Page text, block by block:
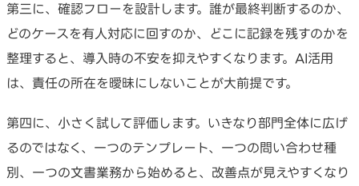
第三に、確認フローを設計します。誰が最終判断するのか、
どのケースを有人対応に回すのか、どこに記録を残すのかを
整理すると、導入時の不安を抑えやすくなります。AI活用
は、責任の所在を曖昧にしないことが大前提です。
第四に、小さく試して評価します。いきなり部門全体に広げ
るのではなく、一つのテンプレート、一つの問い合わせ種
別、一つの文書業務から始めると、改善点が見えやすくなり